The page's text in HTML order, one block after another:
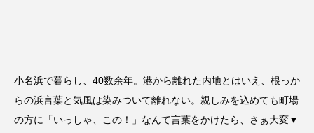
小名浜で暮らし、40数余年。港から離れた内地とはいえ、根っか
らの浜言葉と気風は染みついて離れない。親しみを込めても町場
の方に「いっしゃ、この！」なんて言葉をかけたら、さぁ大変▼